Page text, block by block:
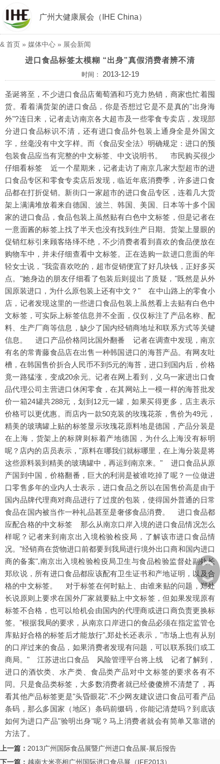
广州大健康展会（IHE China）
& 首页 » 媒体中心 » 展会新闻
进口食品标签太模糊 “出身”真假消费者辨不清
时间： 2013-12-19
圣诞将至，不少进口食品店葡萄酒和巧克力热销，商家也忙着囤
货。看着满货架的进口食品，你是否想过它是不是真的"出身海
外"?连日来，记者走访南京各大超市及一些零食专卖店，发现部
分进口食品标识不清，还有进口食品外包装上通身全是外国文
字，丝毫没有中文字样。而《食品安全法》明确规定：进口的预
包装食品应当有完整的中文标签、中文说明书。 市民购买很少
仔细看标签 近一个星期来，记者走访了南京几家大型超市的进
口食品专区和零食专卖店后发现，临近年底消费季，许多进口食
品都在打折促销。新街口一家超市的进口食品专区，连着几大货
架上满满堆放着来自德国、波兰、韩国、美国、日本等十多个国
家的进口食品，食品包装上虽然贴有白色中文标签，但是记者在
一意面酱的标签上找了半天也没有找到生产日期。货架上显眼的
促销红标引来顾客络绎不绝，不少消费者看到喜欢的食品便放在
购物车中，并未仔细查看中文标签。正在选购一款进口意面的年
轻女士说，"我蛮喜欢吃的，超市促销便宜了好几块钱，正好多买
点。"她身边的朋友仔细看了包装后则提出了质疑，"既然是从外
国原装进口，为什么原包装上还有中文？" 在中山路上的零食小
店，记者发现这里的一些进口食品包装上虽然看上去贴有白色中
文标签，可实际上标签信息并不全面，仅仅标注了产品名称、配
料、生产厂商等信息，缺少了国内经销商地址和联系方式等关键
信息。 进口产品价格同比国外翻番 记者在调查中发现，南京
有名的常青藤食品店在出售一种韩国进口的海苔产品。有网友吐
槽，在韩国售价折合人民币不到5元的海苔，进口到国内后，价格
竟一路猛涨，变成20余元。记者在网上看到，义乌一家进出口食
品代理公司主营进口休闲零食，在其网站上一模一样的海苔批发
价一箱24罐共288元，划到12元一罐，如果买得更多，店主表示
价格可以更优惠。而店内一款50克装的玫瑰花茶，售价为49元，
精美的玻璃罐上贴的标签显示玫瑰花原料地是德国，产品分装是
在上海，货架上的标牌则标着产地德国，为什么上海没有标明
呢？店内的店员表示，"原料在哪我们就标哪里，在上海分装是将
这些原料装到精美的玻璃罐中，再运到南京来。" 进口食品从原
产国到中国，价格翻番，巨大的利润是被谁吃掉了呢？一位做进
口零售多年的业内人士表示，进口食品之所以在国售价高是由于
国内品牌代理商对商品进行了过度的包装，使得国外普通的日常
食品在国内被当作一种礼品甚至是奢侈食品消费。 进口食品都
应配合格的中文标签 那么从南京口岸入境的进口食品情况怎么
样呢？记者来到南京出入境检验检疫局，了解该市进口食品情
况。"经销商在货物进口前都要到我局进行境外出口商和国内进口
商的备案",南京出入境检验检疫局卫生与食品检验监督处副处长
郑欣说，所有进口食品都应该配有卫生证书和产地证明，以及合
格的中文标签。 对于标签在何时贴上、由谁来贴的问题，郑处
长说原则上要求在国外厂家就要贴上中文标签，但如果发现原有
标签不合格，也可以给机会由国内的代理商或进口商负责更换标
签。"根据我局的要求，从南京口岸进口的食品必须在指定监管仓
库贴好合格的标签后才能放行",郑处长还表示，"市场上也有从别
的口岸过来的食品，如果消费者发现有问题，可以联系我们或工
商局。" 江苏进出口食品 风险管理平台将上线 记者了解到，
进口的酒饮类、水产类、食品类产品对中文标签的要求各有不
同。只是食品类标签，大多数消费者就已经傻傻辨不清楚了，再
看其他产品标签更是"头昏眼花".不少网友建议进口食品可看产品
条码，那么多国家（地区）条码前缀码，你能记清楚吗？到底该
如何为进口产品"验明出身"呢？马上消费者就会有简单又靠谱的
方法了。
上一篇： 2013广州国际食品展暨广州进口食品展-展后报告
下一篇： 越南大米亮相广州国际进口食品展（IFE2013）
︽
︾